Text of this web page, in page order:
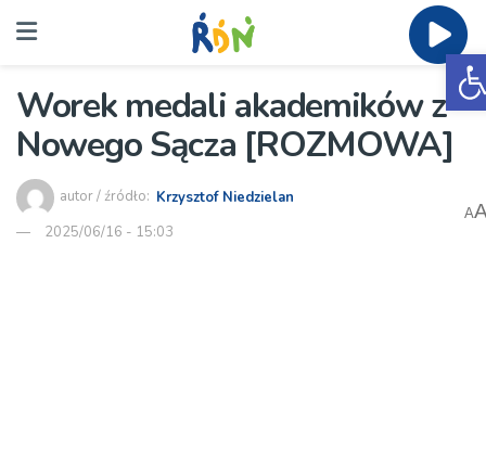
Worek medali akademików z
Nowego Sącza [ROZMOWA]
autor / źródło: Krzysztof Niedzielan
2025/06/16 - 15:03
A